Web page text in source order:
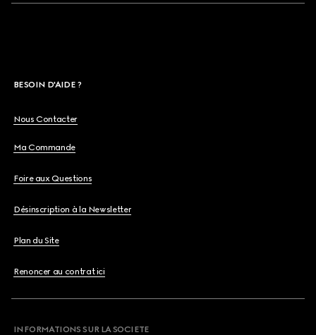
BESOIN D'AIDE ?
Nous Contacter
Ma Commande
Foire aux Questions
Désinscription à la Newsletter
Plan du Site
Renoncer au contrat ici
INFORMATIONS SUR LA SOCIETE